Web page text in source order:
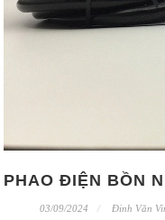
PHAO ĐIỆN BỒN
03/09/2024 Đinh Văn